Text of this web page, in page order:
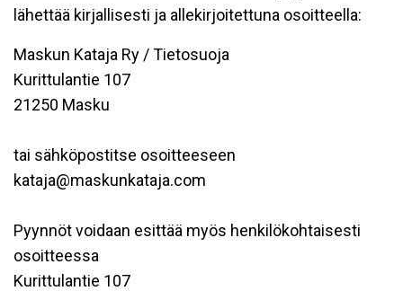
lähettää kirjallisesti ja allekirjoitettuna osoitteella:
Maskun Kataja Ry / Tietosuoja
Kurittulantie 107
21250 Masku
tai sähköpostitse osoitteeseen
kataja@maskunkataja.com
Pyynnöt voidaan esittää myös henkilökohtaisesti
osoitteessa
Kurittulantie 107